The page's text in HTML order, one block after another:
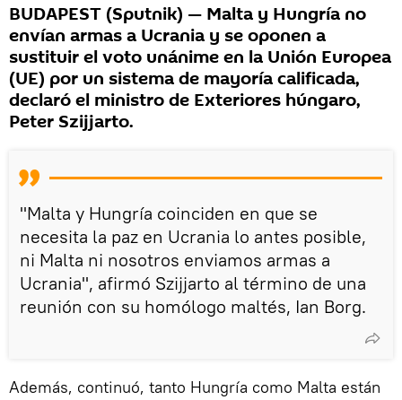
BUDAPEST (Sputnik) — Malta y Hungría no
envían armas a Ucrania y se oponen a
sustituir el voto unánime en la Unión Europea
(UE) por un sistema de mayoría calificada,
declaró el ministro de Exteriores húngaro,
Peter Szijjarto.
"Malta y Hungría coinciden en que se
necesita la paz en Ucrania lo antes posible,
ni Malta ni nosotros enviamos armas a
Ucrania", afirmó Szijjarto al término de una
reunión con su homólogo maltés, Ian Borg.
Además, continuó, tanto Hungría como Malta están